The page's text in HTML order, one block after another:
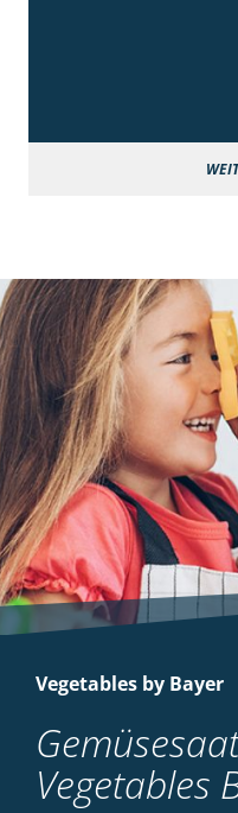
Vegetables by Bayer
Vegetables